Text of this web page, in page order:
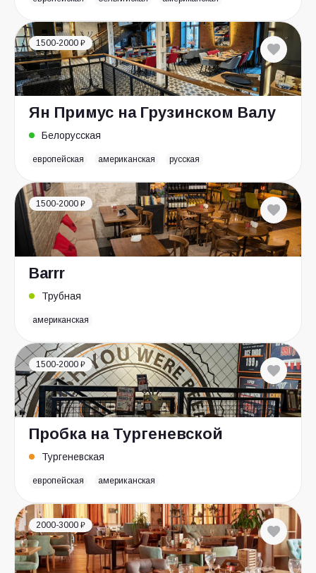
1500-2000 ₽
Ян Примус на Грузинском Валу
Белорусская
европейская американская русская
1500-2000 ₽
Barrr
Трубная
американская
1500-2000 ₽
Пробка на Тургеневской
Тургеневская
европейская американская
2000-3000 ₽